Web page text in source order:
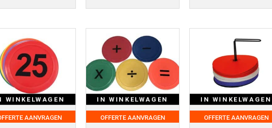
WINKELWAGEN
AANVRAGEN
IN WINKELWAGEN
OFFERTE AANVRAGEN
IN WINKELWAGEN
OFFERTE AANVRAGEN